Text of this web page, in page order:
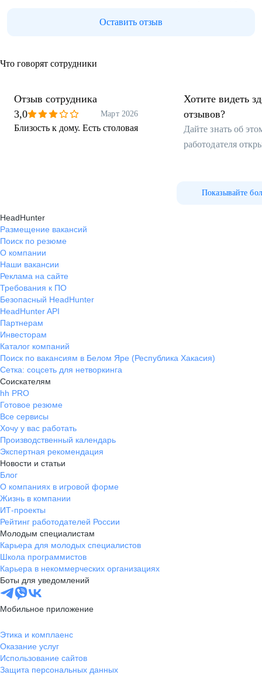
Оставить отзыв
Что говорят сотрудники
Отзыв сотрудника
3,0
Март 2026
Близость к дому. Есть столовая
Хотите видеть
отзывов?
Дайте знать об
работодателя
Показывайте
HeadHunter
Размещение вакансий
Поиск по резюме
О компании
Наши вакансии
Реклама на сайте
Требования к ПО
Безопасный HeadHunter
HeadHunter API
Партнерам
Инвесторам
Каталог компаний
Поиск по вакансиям в Белом Яре (Республика Хакасия)
Сетка: соцсеть для нетворкинга
Соискателям
hh PRO
Готовое резюме
Все сервисы
Хочу у вас работать
Производственный календарь
Экспертная рекомендация
Новости и статьи
Блог
О компаниях в игровой форме
Жизнь в компании
ИТ-проекты
Рейтинг работодателей России
Молодым специалистам
Карьера для молодых специалистов
Школа программистов
Карьера в некоммерческих организациях
Боты для уведомлений
Мобильное приложение
Этика и комплаенс
Оказание услуг
Использование сайтов
Защита персональных данных